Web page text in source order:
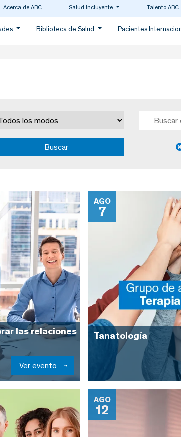
Acerca de ABC Salud Incluyente Talento ABC
Biblioteca de Salud Pacientes
las relaciones
Ver evento
AGO
7
Tanatología
AGO
12